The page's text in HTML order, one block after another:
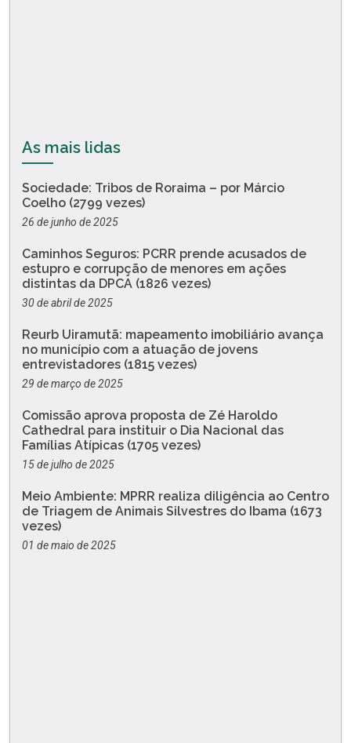
As mais lidas
Sociedade: Tribos de Roraima – por Márcio
Coelho (2799 vezes)
26 de junho de 2025
Caminhos Seguros: PCRR prende acusados de
estupro e corrupção de menores em ações
distintas da DPCA (1826 vezes)
30 de abril de 2025
Reurb Uiramutã: mapeamento imobiliário avança
no município com a atuação de jovens
entrevistadores (1815 vezes)
29 de março de 2025
Comissão aprova proposta de Zé Haroldo
Cathedral para instituir o Dia Nacional das
Famílias Atípicas (1705 vezes)
15 de julho de 2025
Meio Ambiente: MPRR realiza diligência ao Centro
de Triagem de Animais Silvestres do Ibama (1673
vezes)
01 de maio de 2025